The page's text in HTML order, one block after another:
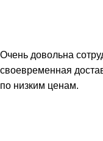
Очень довольна
своевременная
по низким ценам.